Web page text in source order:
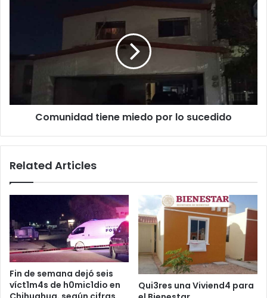
Comunidad tiene miedo por lo sucedido
Related Articles
Fin de semana dejó seis
víct1m4s de h0mic1dio en
Qui3res una Viviend4 para